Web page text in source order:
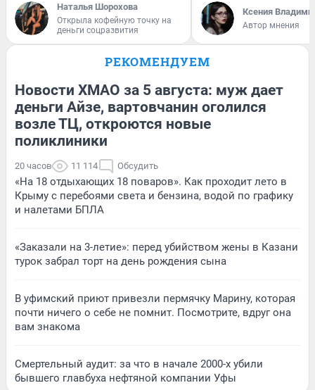
Наталья Шорохова
Открыла кофейную точку на
деньги соцразвития
Ксения
Автор мнения
РЕКОМЕНДУЕМ
Новости ХМАО за 5 августа: муж дает
деньги Айзе, вартовчанин оголился
возле ТЦ, откроются новые
поликлиники
20 часов 11 114 Обсудить
«На 18 отдыхающих 18 поваров». Как проходит лето в
Крыму с перебоями света и бензина, водой по графику
и налетами БПЛА
«Заказали на 3-летие»: перед убийством жены в Казани
турок забрал торт на день рождения сына
В уфимский приют привезли пермячку Марину, которая
почти ничего о себе не помнит. Посмотрите, вдруг она
вам знакома
Смертельный аудит: за что в начале 2000-х убили
бывшего главбуха нефтяной компании Уфы